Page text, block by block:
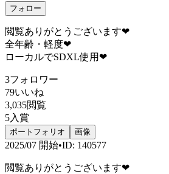
フォロー
閲覧ありがとうございます❤
全年齢・軽度❤
ローカルでSDXL使用❤
3フォロワー
79いいね
3,035閲覧
5入賞
ポートフォリオ 画像
2025/07 開始•ID: 140577
閲覧ありがとうございます❤